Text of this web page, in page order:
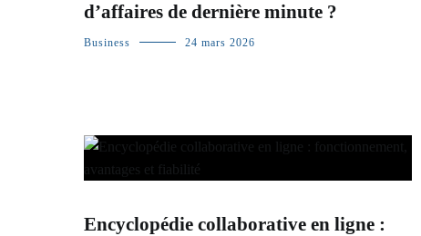
d’affaires de dernière minute ?
Business 24 mars 2026
Encyclopédie collaborative en ligne :